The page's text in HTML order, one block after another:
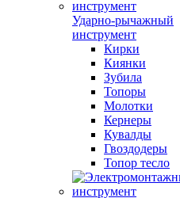
Ударно-рычажный
инструмент
Кирки
Киянки
Зубила
Топоры
Молотки
Кернеры
Кувалды
Гвоздодеры
Топор тесло